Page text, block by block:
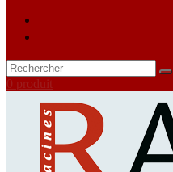
0 produit